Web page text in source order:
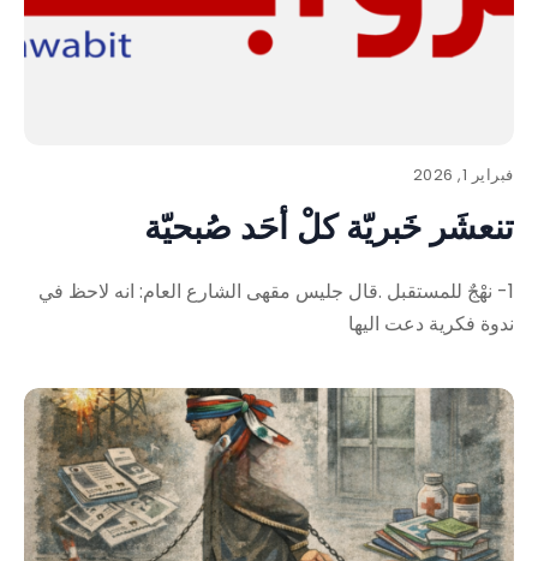
فبراير 1, 2026
تنعشَر خَبريّة كلْ أحَد صُبحيّة
1- نهْجٌ للمستقبل .قال جليس مقهى الشارع العام: انه لاحظ في
ندوة فكرية دعت اليها